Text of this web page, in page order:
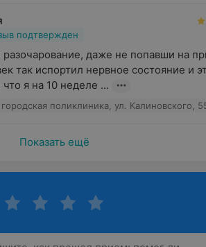
подтвержден
разочарование, даже не попавши на
так испортил нервное состояние и
что я на 10 неделе ...
поликлиника, ул. Калиновского,
Показать ещё